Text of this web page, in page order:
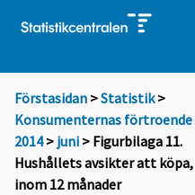
Förstasidan >Statistik >
Konsumenternas förtroende
2014> juni > Figurbilaga 11.
Hushållets avsikter att köpa,
inom 12 månader